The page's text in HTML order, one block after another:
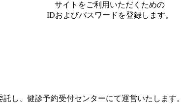
サイトをご利用いただくための
IDおよびパスワードを登録します。
し、健診予約受付センターにて運営いたします。